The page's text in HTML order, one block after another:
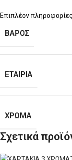
Επιπλέον πληροφορίες
ΒΆΡΟΣ
ΕΤΑΙΡΊΑ
ΧΡΏΜΑ
Σχετικά